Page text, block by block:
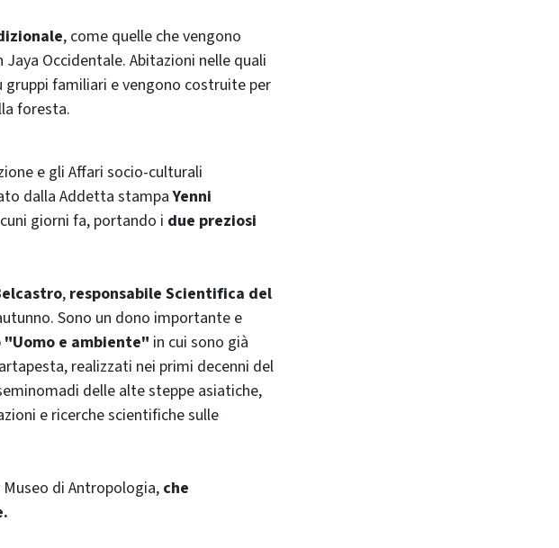
, come quelle che vengono
Occidentale. Abitazioni nelle quali
familiari e vengono costruite per
foresta.
e gli Affari socio-culturali
dalla Addetta stampaYenni
giorni fa, portando i due preziosi
, responsabile Scientifica del
Sono un dono importante e
"Uomo e ambiente" in cui sono già
realizzati nei primi decenni del
delle alte steppe asiatiche,
e ricerche scientifiche sulle
di Antropologia, che